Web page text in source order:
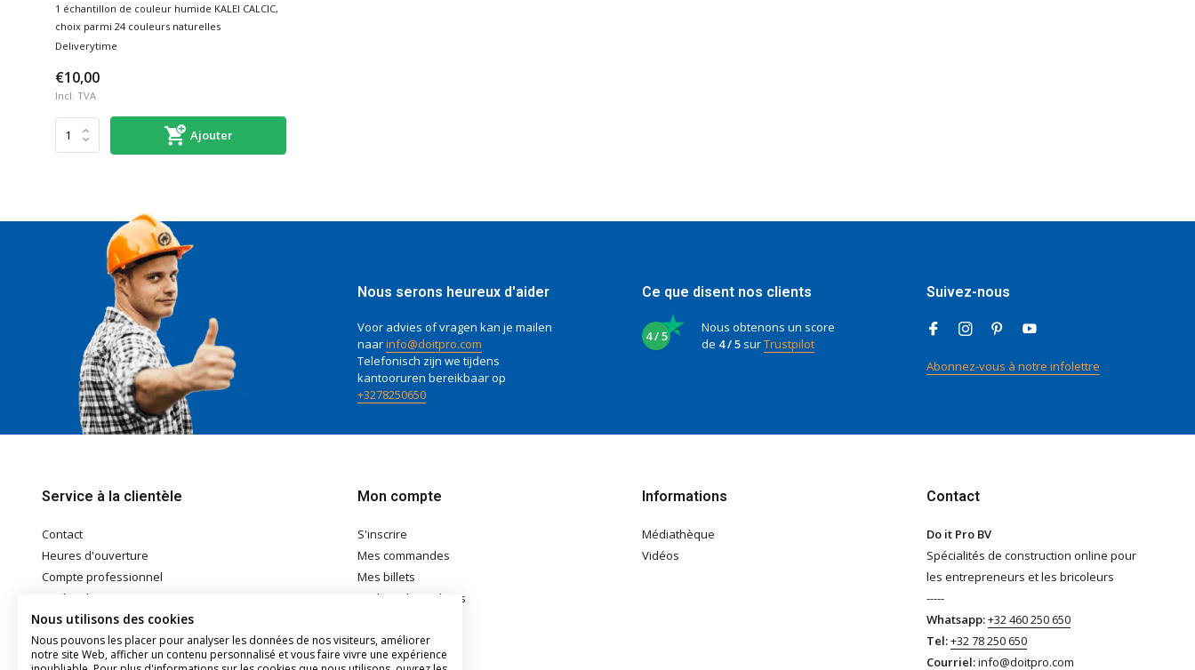
1 échantillon de couleur humide KALEI CALCIC,
choix parmi 24 couleurs naturelles
Deliverytime
€10,00
Incl. TVA
Ajouter
Nous serons heureux d'aider
Voor advies of vragen kan je mailen
naarinfo@doitpro.com
Telefonisch zijn we tijdens
kantooruren bereikbaar op
+3278250650
Ce que disent nos clients
4 / 5
Nous obtenons un score
de 4 / 5 surTrustpilot
Suivez-nous
Abonnez-vous à notre infolettre
Service à la clientèle
Contact
Heures d'ouverture
Compte professionnel
Modes de paiement
Expédition & Retrait
Conditions générales
Disclaimer
Mon compte
S'inscrire
Mes commandes
Mes billets
Ma liste de souhaits
Informations
Médiathèque
Vidéos
Contact
Do it Pro BV
Spécialités de construction online pour
les entrepreneurs et les bricoleurs
-----
Whatsapp:+32 460 250 650
Tel:+32 78 250 650
Courriel:info@doitpro.com
Nous utilisons des cookies
Nous pouvons les placer pour analyser les données de nos visiteurs, améliorer
notre site Web, afficher un contenu personnalisé et vous faire vivre une expérience